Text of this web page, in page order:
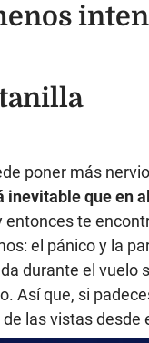
poner más
inevitable que en
entonces te
el pánico y la
durante el vuelo
Así que, si
las vistas desde